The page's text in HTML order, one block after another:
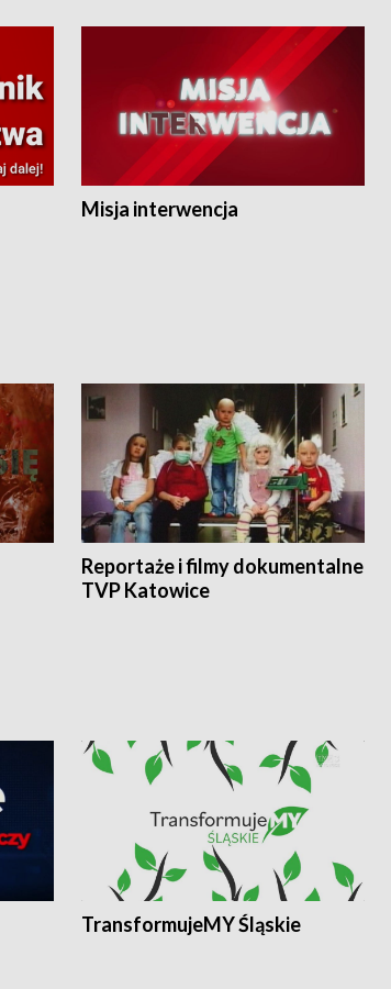
Misja interwencja
Reportaże i filmy dokumentalne
TVP Katowice
TransformujeMY Śląskie